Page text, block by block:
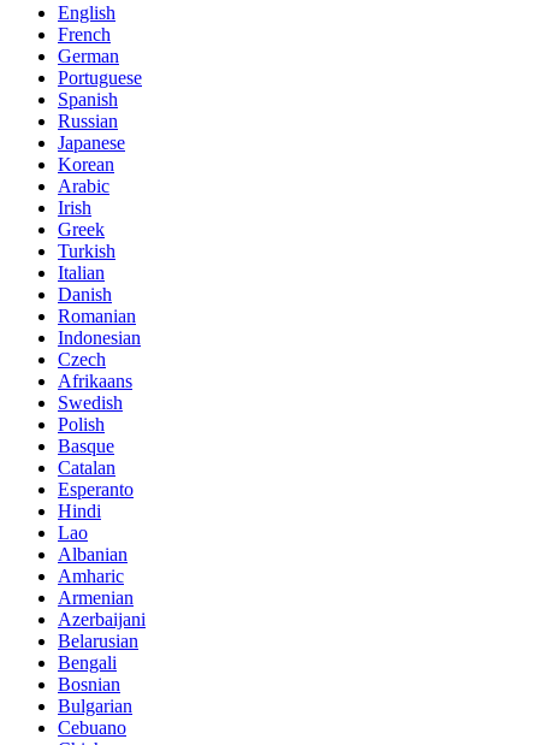
English
French
German
Portuguese
Spanish
Russian
Japanese
Korean
Arabic
Irish
Greek
Turkish
Italian
Danish
Romanian
Indonesian
Czech
Afrikaans
Swedish
Polish
Basque
Catalan
Esperanto
Hindi
Lao
Albanian
Amharic
Armenian
Azerbaijani
Belarusian
Bengali
Bosnian
Bulgarian
Cebuano